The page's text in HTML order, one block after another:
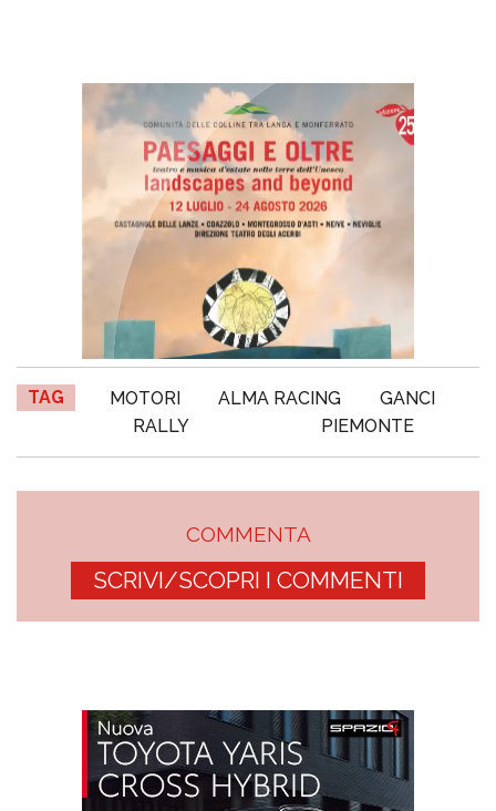
TAG MOTORI ALMA RACING
GANCI
RALLY
PIEMONTE
COMMENTA
SCRIVI/SCOPRI I COMMENTI